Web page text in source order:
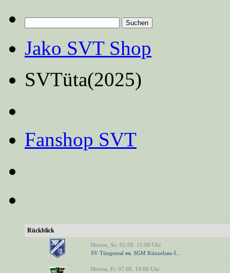
nach:
Jako SVT Shop
SVTüta(2025)
Fanshop SVT